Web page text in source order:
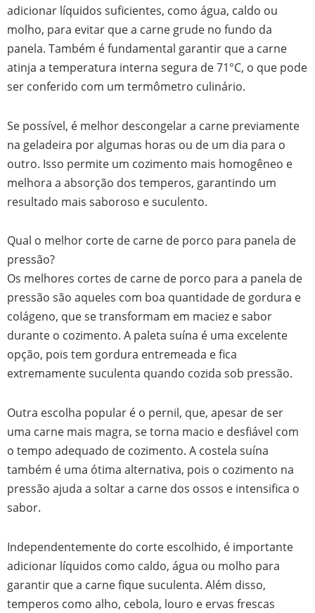
adicionar líquidos suficientes, como água, caldo ou
molho, para evitar que a carne grude no fundo da
panela. Também é fundamental garantir que a carne
atinja a temperatura interna segura de 71°C, o que pode
ser conferido com um termômetro culinário.
Se possível, é melhor descongelar a carne previamente
na geladeira por algumas horas ou de um dia para o
outro. Isso permite um cozimento mais homogêneo e
melhora a absorção dos temperos, garantindo um
resultado mais saboroso e suculento.
Qual o melhor corte de carne de porco para panela de
pressão?
Os melhores cortes de carne de porco para a panela de
pressão são aqueles com boa quantidade de gordura e
colágeno, que se transformam em maciez e sabor
durante o cozimento. A paleta suína é uma excelente
opção, pois tem gordura entremeada e fica
extremamente suculenta quando cozida sob pressão.
Outra escolha popular é o pernil, que, apesar de ser
uma carne mais magra, se torna macio e desfiável com
o tempo adequado de cozimento. A costela suína
também é uma ótima alternativa, pois o cozimento na
pressão ajuda a soltar a carne dos ossos e intensifica o
sabor.
Independentemente do corte escolhido, é importante
adicionar líquidos como caldo, água ou molho para
garantir que a carne fique suculenta. Além disso,
temperos como alho, cebola, louro e ervas frescas